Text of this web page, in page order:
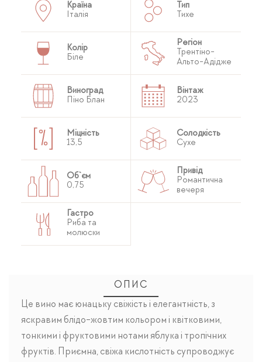
Країна
Італія
Тип
Тихе
Колір
Біле
Регіон
Трентіно-
Альто-Адідже
Виноград
Піно Блан
Вінтаж
2023
Міцність
13,5
Солодкість
Сухе
Об`єм
0,75
Привід
Романтична
вечеря
Гастро
Риба та
молюски
ОПИС
Це вино має юнацьку свіжість і елегантність, з
яскравим блідо-жовтим кольором і квітковими,
тонкими і фруктовими нотами яблука і тропічних
фруктів. Приємна, свіжа кислотність супроводжує